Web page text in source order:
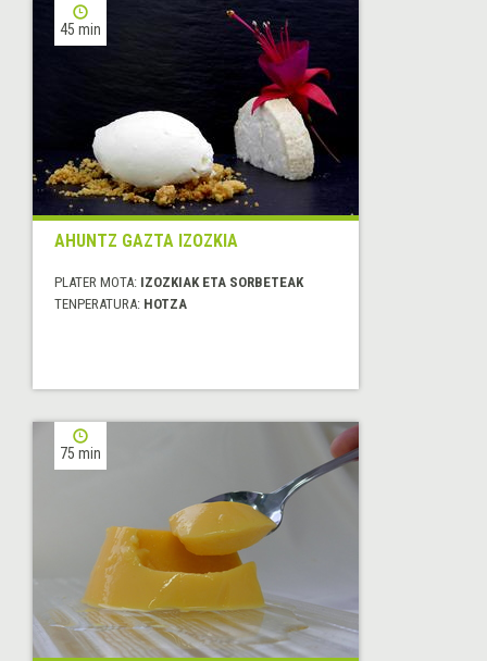
45 min
AHUNTZ GAZTA IZOZKIA
PLATER MOTA: IZOZKIAK ETA SORBETEAK
TENPERATURA: HOTZA
75 min